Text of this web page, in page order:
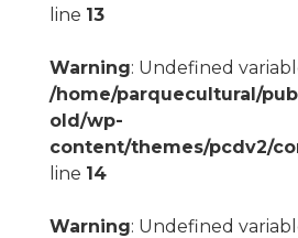
line 13
Warning: Undefined
/home/parquecultural/
old/wp-
content/themes/pcdv2/
line 14
Warning: Undefined